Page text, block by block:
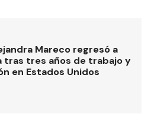
Mareco regresó a
tras tres años de trabajo y
en Estados Unidos